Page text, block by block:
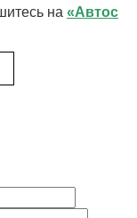
на «Автос